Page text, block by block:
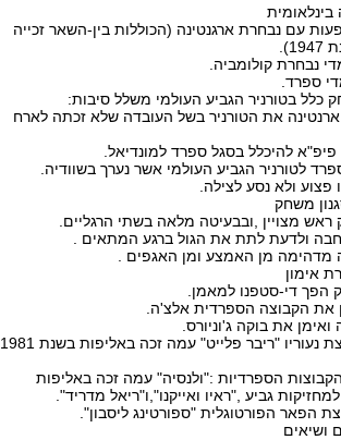
עם נבחרת ארגנטינה (הכוללות בין-השאר זכייה
נבחרת קולומביה.
כלל בטורניר הגביע העולמי משלל סיבות:
החרימה ארנטינה את הטורניר בשל העובדה שלא זכתה לארח
ראש מצויין ,ובבעיטה מלאה בשתי הרגליים.
ולדעת לתת את הגול ברגע המתאים .
מדהימה מן האמצע ומן האגפים .
די-סטפנו למאמן.
בהמשך אימן את קבוצת נעוריו "ריבר פלייט" עמה זכה באליפות בשנת 1981
הספרדיות :"ולנסיה" עמה זכה באליפות
גביע ,"ראיו ואייקנו",ו"ריאל מדריד".
הפאר הפורטוגלית "ספורטינג ליסבון".